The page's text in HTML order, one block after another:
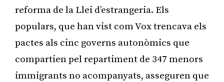
reforma de la Llei d’estrangeria. Els
populars, que han vist com Vox trencava els
pactes als cinc governs autonòmics que
compartien pel repartiment de 347 menors
immigrants no acompanyats, asseguren que